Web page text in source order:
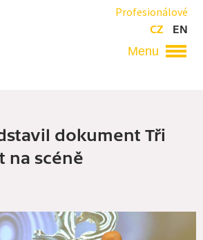
Profesionálové
CZ
EN
dokument Tři
na scéně